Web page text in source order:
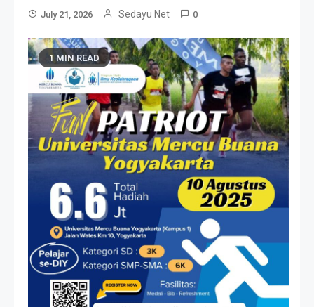
July 21, 2026 Sedayu Net 0
1 MIN READ